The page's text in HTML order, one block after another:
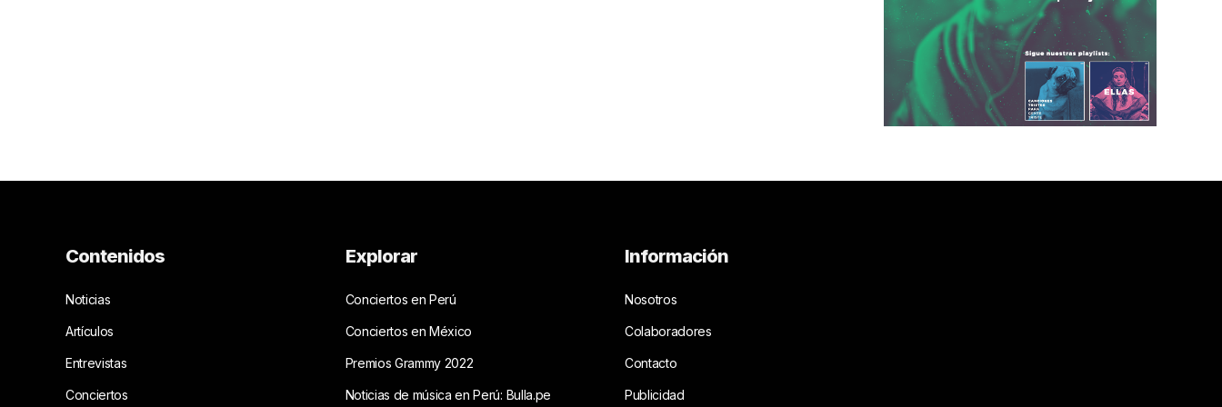
Contenidos
Noticias
Artículos
Entrevistas
Conciertos
Explorar
Conciertos en Perú
Conciertos en México
Premios Grammy 2022
Noticias de música en Perú: Bulla.pe
Información
Nosotros
Colaboradores
Contacto
Publicidad